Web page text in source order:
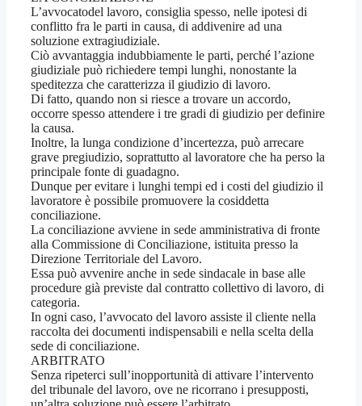
L’avvocatodel lavoro, consiglia spesso, nelle ipotesi di
conflitto fra le parti in causa, di addivenire ad una
soluzione extragiudiziale.
Ciò avvantaggia indubbiamente le parti, perché l’azione
giudiziale può richiedere tempi lunghi, nonostante la
speditezza che caratterizza il giudizio di lavoro.
Di fatto, quando non si riesce a trovare un accordo,
occorre spesso attendere i tre gradi di giudizio per definire
la causa.
Inoltre, la lunga condizione d’incertezza, può arrecare
grave pregiudizio, soprattutto al lavoratore che ha perso la
principale fonte di guadagno.
Dunque per evitare i lunghi tempi ed i costi del giudizio il
lavoratore è possibile promuovere la cosiddetta
conciliazione.
La conciliazione avviene in sede amministrativa di fronte
alla Commissione di Conciliazione, istituita presso la
Direzione Territoriale del Lavoro.
Essa può avvenire anche in sede sindacale in base alle
procedure già previste dal contratto collettivo di lavoro, di
categoria.
In ogni caso, l’avvocato del lavoro assiste il cliente nella
raccolta dei documenti indispensabili e nella scelta della
sede di conciliazione.
ARBITRATO
Senza ripeterci sull’inopportunità di attivare l’intervento
del tribunale del lavoro, ove ne ricorrano i presupposti,